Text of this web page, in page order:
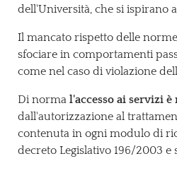
dell'Università, che si ispirano
Il mancato rispetto delle
sfociare in comportamenti
come nel caso di violazione
Di normal'accesso ai servizi è
dall'autorizzazione al
contenuta in ogni modulo di
decreto Legislativo 196/2003 e